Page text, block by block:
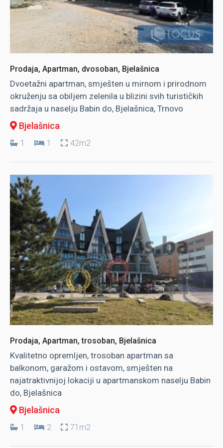
Prodaja, Apartman, dvosoban, Bjelašnica
Dvoetažni apartman, smješten u mirnom i prirodnom
okruženju sa obiljem zelenila u blizini svih turističkih
sadržaja u naselju Babin do, Bjelašnica, Trnovo
Bjelašnica
1 1 42m2
Prodaja, Apartman, trosoban, Bjelašnica
Kvalitetno opremljen, trosoban apartman sa
balkonom, garažom i ostavom, smješten na
najatraktivnijoj lokaciji u apartmanskom naselju Babin
do, Bjelašnica
Bjelašnica
1 2 71m2